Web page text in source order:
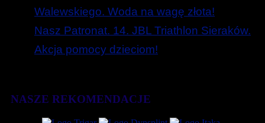
Walewskiego. Woda na wagę złota!
Nasz Patronat. 14. JBL Triathlon Sieraków.
Akcja pomocy dzieciom!
NASZE REKOMENDACJE